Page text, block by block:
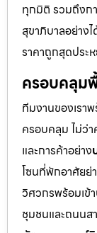
ทุกมิติ รวมถึงกา
สุขาภิบาลอย่าง
ราคาถูกสุดประ
ครอบคลุม
ทีมงานของเรา
ครอบคลุม ไม่ว่
และการค้าอย่าง
โซนที่พักอาศัยย่
วิศวกรพร้อมเข้
ชุมชนและถนนส